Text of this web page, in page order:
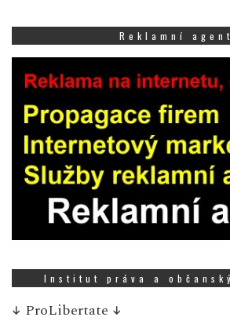
Reklamní agent
Institut práva a
↓ ProLibertate ↓